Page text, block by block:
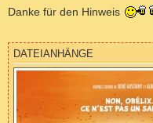
i
t
g
Danke für den Hinweis
DATEIANHÄNGE